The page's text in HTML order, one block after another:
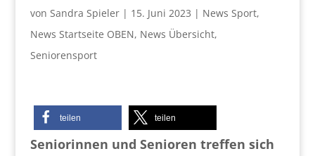
von Sandra Spieler| 15. Juni 2023 | News Sport,
News Startseite OBEN, News Übersicht,
Seniorensport
teilen teilen
Seniorinnen und Senioren treffen sich